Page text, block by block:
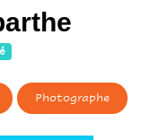
Photographe